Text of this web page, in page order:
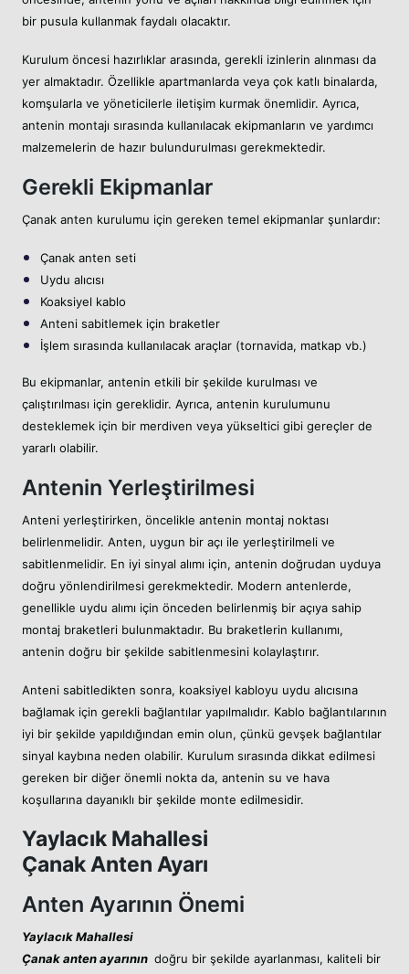
bir pusula kullanmak faydalı olacaktır.
Kurulum öncesi hazırlıklar arasında, gerekli izinlerin alınması da
yer almaktadır. Özellikle apartmanlarda veya çok katlı binalarda,
komşularla ve yöneticilerle iletişim kurmak önemlidir. Ayrıca,
antenin montajı sırasında kullanılacak ekipmanların ve yardımcı
malzemelerin de hazır bulundurulması gerekmektedir.
Gerekli Ekipmanlar
Çanak anten kurulumu için gereken temel ekipmanlar şunlardır:
Çanak anten seti
Uydu alıcısı
Koaksiyel kablo
Anteni sabitlemek için braketler
İşlem sırasında kullanılacak araçlar (tornavida, matkap vb.)
Bu ekipmanlar, antenin etkili bir şekilde kurulması ve
çalıştırılması için gereklidir. Ayrıca, antenin kurulumunu
desteklemek için bir merdiven veya yükseltici gibi gereçler de
yararlı olabilir.
Antenin Yerleştirilmesi
Anteni yerleştirirken, öncelikle antenin montaj noktası
belirlenmelidir. Anten, uygun bir açı ile yerleştirilmeli ve
sabitlenmelidir. En iyi sinyal alımı için, antenin doğrudan uyduya
doğru yönlendirilmesi gerekmektedir. Modern antenlerde,
genellikle uydu alımı için önceden belirlenmiş bir açıya sahip
montaj braketleri bulunmaktadır. Bu braketlerin kullanımı,
antenin doğru bir şekilde sabitlenmesini kolaylaştırır.
Anteni sabitledikten sonra, koaksiyel kabloyu uydu alıcısına
bağlamak için gerekli bağlantılar yapılmalıdır. Kablo bağlantılarının
iyi bir şekilde yapıldığından emin olun, çünkü gevşek bağlantılar
sinyal kaybına neden olabilir. Kurulum sırasında dikkat edilmesi
gereken bir diğer önemli nokta da, antenin su ve hava
koşullarına dayanıklı bir şekilde monte edilmesidir.
Yaylacık Mahallesi
Çanak Anten Ayarı
Anten Ayarının Önemi
Yaylacık Mahallesi
Çanak anten ayarının doğru bir şekilde ayarlanması, kaliteli bir